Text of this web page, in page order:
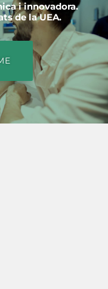
i innovadora.
de la UEA.